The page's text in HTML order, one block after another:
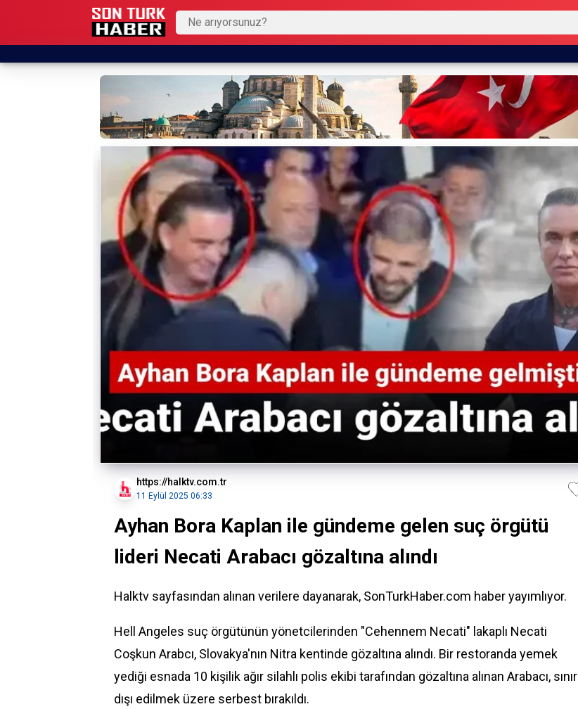
https://halktv.com.tr
11 Eylül 2025 06:33
Ayhan Bora Kaplan ile gündeme gelen suç örgütü
lideri Necati Arabacı gözaltına alındı
Halktv sayfasından alınan verilere dayanarak, SonTurkHaber.com haber yayımlıyor.
Hell Angeles suç örgütünün yönetcilerinden "Cehennem Necati" lakaplı Necati
Coşkun Arabcı, Slovakya'nın Nitra kentinde gözaltına alındı. Bir restoranda yemek
yediği esnada 10 kişilik ağır silahlı polis ekibi tarafından gözaltına alınan Arabacı, sınır
dışı edilmek üzere serbest bırakıldı.